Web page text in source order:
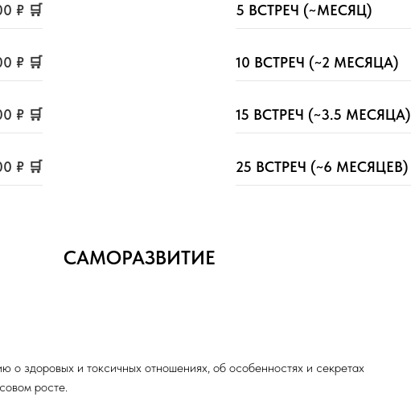
₽ 🛒
₽ 🛒
₽ 🛒
₽ 🛒
5 ВСТРЕЧ (~МЕСЯЦ)
10 ВСТРЕЧ (~2 МЕСЯЦА)
15 ВСТРЕЧ (~3.5 МЕСЯЦА)
25 ВСТРЕЧ (~6 МЕСЯЦЕВ)
САМОРАЗВИТИЕ
здоровых и токсичных отношениях, об особенностях и секретах
росте.